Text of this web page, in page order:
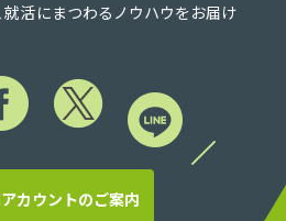
就活にまつわるノウハウをお届け
カウントのご案内